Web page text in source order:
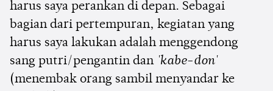
harus saya perankan di depan. Sebagai
bagian dari pertempuran, kegiatan yang
harus saya lakukan adalah menggendong
sang putri/pengantin dan 'kabe-don'
(menembak orang sambil menyandar ke